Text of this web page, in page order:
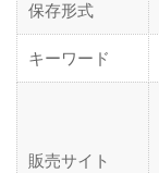
保存形式
キーワード
販売サイト